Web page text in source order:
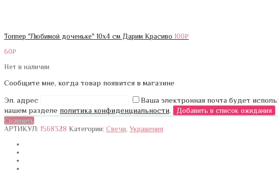
Топпер "Любимой доченьке" 10х4 см Дарим Красиво 100₽
60₽
Нет в наличии
Сообщите мне, когда товар появится в магазине
Эл. адрес
Ваша электронная почта будет
нашем разделе политика конфиденциальности.
Сравнить
АРТИКУЛ: 1568328 Категории: Свечи, Украшения